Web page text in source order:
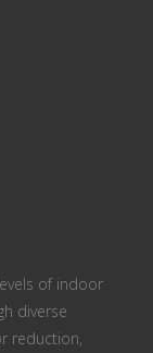
of indoor
diverse
reduction,